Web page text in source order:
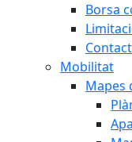
Borsa
Mobilitat
Mapes